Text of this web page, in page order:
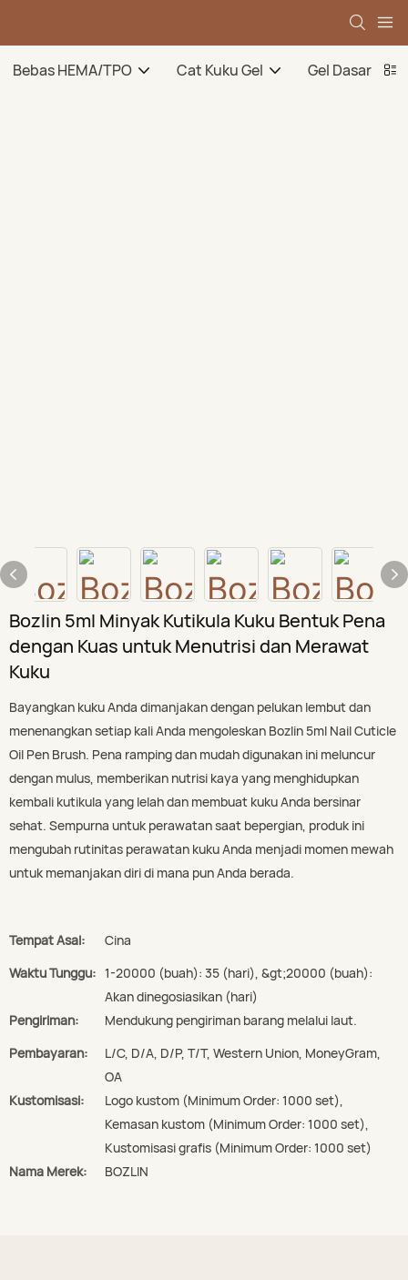
Bebas HEMA/TPO Cat Kuku Gel Gel Dasar
Bozlin 5ml Minyak Kutikula Kuku Bentuk Pena
dengan Kuas untuk Menutrisi dan Merawat
Kuku
Bayangkan kuku Anda dimanjakan dengan pelukan lembut dan
menenangkan setiap kali Anda mengoleskan Bozlin 5ml Nail Cuticle
Oil Pen Brush. Pena ramping dan mudah digunakan ini meluncur
dengan mulus, memberikan nutrisi kaya yang menghidupkan
kembali kutikula yang lelah dan membuat kuku Anda bersinar
sehat. Sempurna untuk perawatan saat bepergian, produk ini
mengubah rutinitas perawatan kuku Anda menjadi momen mewah
untuk memanjakan diri di mana pun Anda berada.
Tempat Asal:
Cina
Waktu Tunggu: 1-20000 (buah): 35 (hari), &gt;20000 (buah):
Akan dinegosiasikan (hari)
Pengiriman:
Mendukung pengiriman barang melalui laut.
Pembayaran:
L/C, D/A, D/P, T/T, Western Union, MoneyGram,
OA
Kustomisasi:
Logo kustom (Minimum Order: 1000 set),
Kemasan kustom (Minimum Order: 1000 set),
Kustomisasi grafis (Minimum Order: 1000 set)
Nama Merek:
BOZLIN